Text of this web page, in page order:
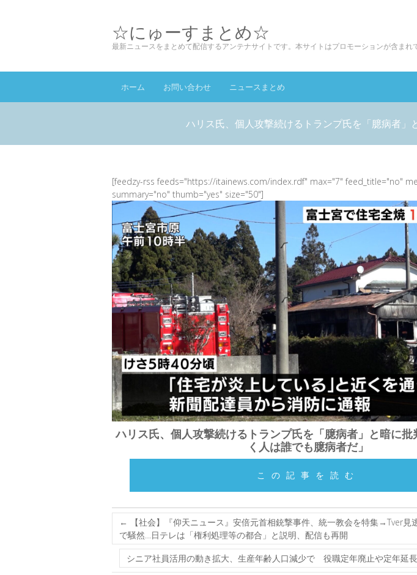
☆にゅーすまとめ☆
最新ニュースをまとめて配信するアンテナサイトです。本サイトはプロモーションが含まれ
ホーム お問い合わせ ニュースまとめ
ハリス氏、個人攻撃続けるトランプ氏を「臆病者
[feedzy-rss feeds="https://itainews.com/index.rdf" max="7" feed_title="no"
summary="no" thumb="yes" size="50"]
ハリス氏、個人攻撃続けるトランプ氏を「臆病者」と暗に
く人は誰でも臆病者だ」
この記事を読む
←
【社会】『仰天ニュース』安倍元首相銃撃事件、統一教会を特集→Tver見
で騒然…日テレは「権利処理等の都合」と説明、配信も再開
シニア社員活用の動き拡大、生産年齢人口減少で 役職定年廃止や定年延